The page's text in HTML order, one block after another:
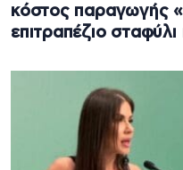
κόστος παραγωγής
επιτραπέζιο